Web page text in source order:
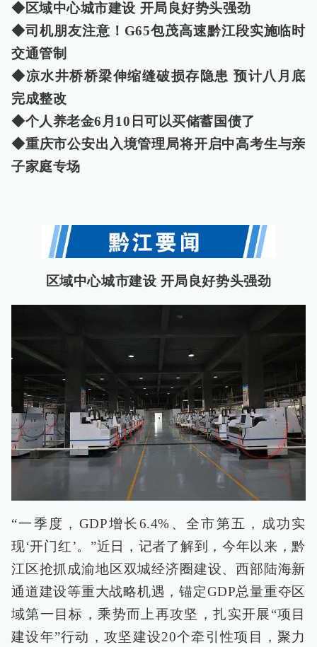
◆区域中心城市建设 开局良好势头强劲
◆司机朋友注意！G65包茂高速黔江段实施临时
交通管制
◆凉水井桥桥梁伸缩缝破损存隐患 预计八月底
完成整改
◆个人养老金6月10日可以买储蓄国债了
◆重庆市公安出入境管理局将开启中高考生与亲
子家庭专场
区域中心城市建设 开局良好势头强劲
“一季度，GDP增长6.4%、全市第五，成功实
现‘开门红’。”近日，记者了解到，今年以来，黔
江区抢抓成渝地区双城经济圈建设、西部陆海新
通道建设等重大战略机遇，锚定GDP总量重夺区
域第一目标，乘势而上再攻坚，扎实开展“项目
建设年”行动，攻坚建设20个牵引性项目，聚力